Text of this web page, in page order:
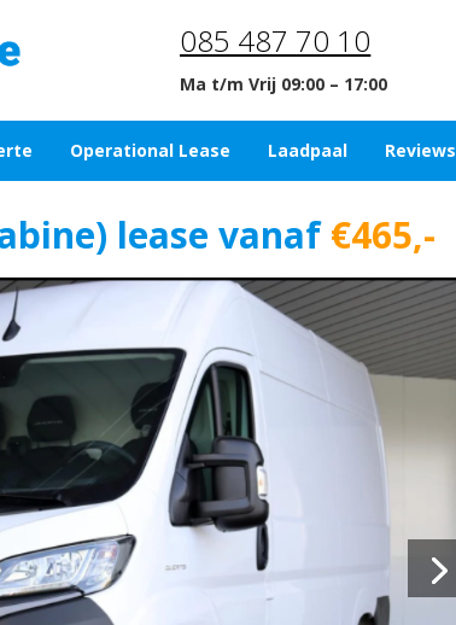
085 487 70 10
Ma t/m Vrij 09:00 – 17:00
Operational Lease Laadpaal Reviews
lease vanaf€465,-